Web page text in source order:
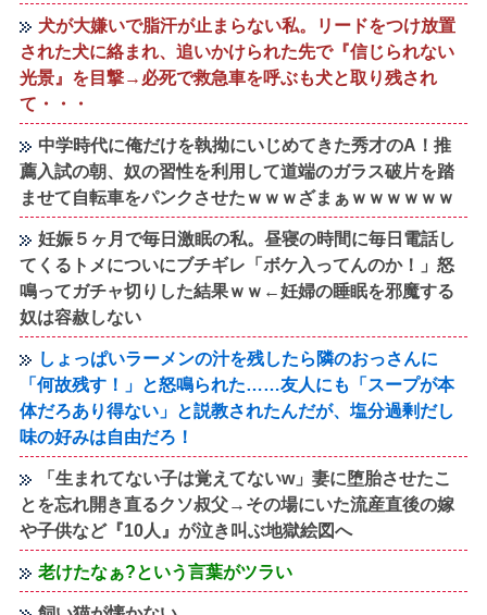
犬が大嫌いで脂汗が止まらない私。リードをつけ放置
された犬に絡まれ、追いかけられた先で『信じられない
光景』を目撃→必死で救急車を呼ぶも犬と取り残され
て・・・
中学時代に俺だけを執拗にいじめてきた秀才のA！推
薦入試の朝、奴の習性を利用して道端のガラス破片を踏
ませて自転車をパンクさせたｗｗｗざまぁｗｗｗｗｗｗ
妊娠５ヶ月で毎日激眠の私。昼寝の時間に毎日電話し
てくるトメについにブチギレ「ボケ入ってんのか！」怒
鳴ってガチャ切りした結果ｗｗ←妊婦の睡眠を邪魔する
奴は容赦しない
しょっぱいラーメンの汁を残したら隣のおっさんに
「何故残す！」と怒鳴られた……友人にも「スープが本
体だろあり得ない」と説教されたんだが、塩分過剰だし
味の好みは自由だろ！
「生まれてない子は覚えてないw」妻に堕胎させたこ
とを忘れ開き直るクソ叔父→その場にいた流産直後の嫁
や子供など『10人』が泣き叫ぶ地獄絵図へ
老けたなぁ?という言葉がツラい